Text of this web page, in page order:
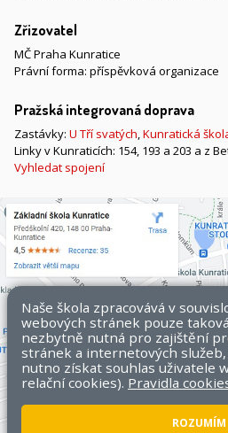
Zřizovatel
MČ Praha Kunratice
Právní forma: příspěvková organizace
Pražská integrovaná doprava
Zastávky: U Tří svatých,Kunratická
Linky v Kunraticích: 154, 193 a 203 a z
Vyhledat spojení
Naše škola zpracovává v
webových stránek pouze
nezbytně nutná pro zajištění
stránek a internetových
nutno získat souhlas uživatele
relační cookies). Pravidla
ROZUMÍM